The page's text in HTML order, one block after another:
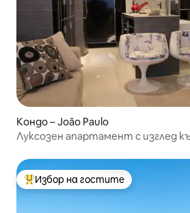
Кондо – João Paulo
Луксозен апартамент с изглед
Най-популярен избор на гостите
Избор на гостите